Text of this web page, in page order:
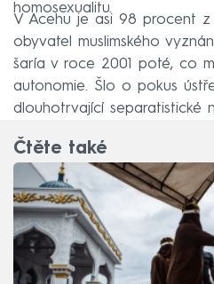
homosexualitu.
V Acehu je asi 98 procent z
obyvatel muslimského
šaría v roce 2001 poté, co
autonomie. Šlo o pokus
dlouhotrvající separatistické
Čtěte také